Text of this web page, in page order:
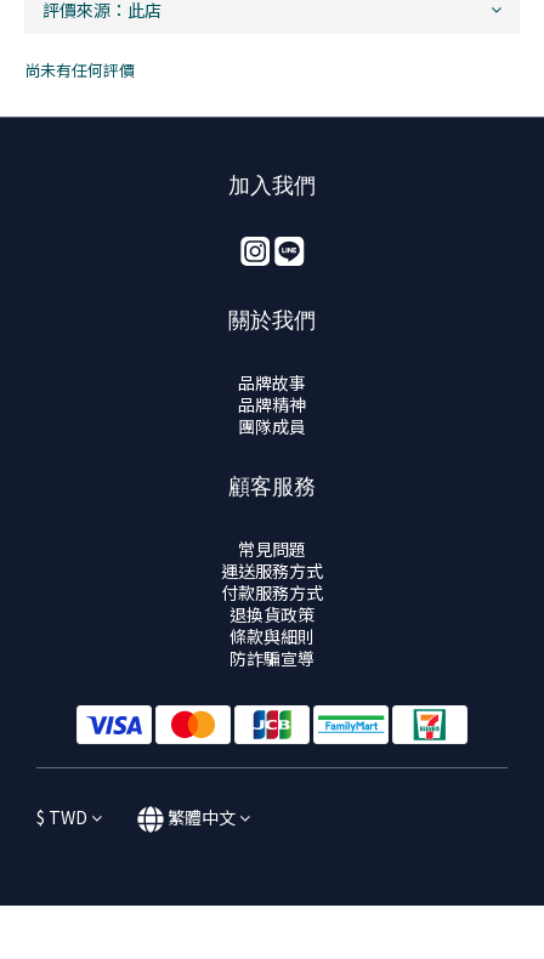
尚未有任何評價
加入我們
關於我們
品牌故事
品牌精神
團隊成員
顧客服務
常見問題
運送服務方式
付款服務方式
退換貨政策
條款與細則
防詐騙宣導
$ TWD 繁體中文